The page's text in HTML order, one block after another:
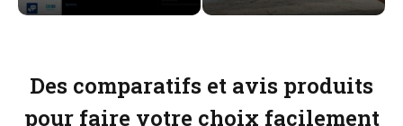
Des comparatifs et avis produits
pour faire votre choix facilement